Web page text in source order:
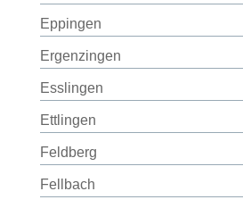
Eppingen
Ergenzingen
Esslingen
Ettlingen
Feldberg
Fellbach